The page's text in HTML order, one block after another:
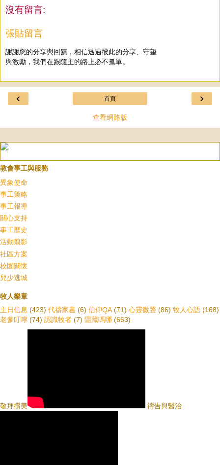
沒有留言:
張貼留言
謝謝您的分享與回饋，相信透過彼此的分享、守望
與激勵，我們在跟隨主的路上必不孤單。
‹ ›
首頁
查看網路版
教會事工與服務
異象使命
事工策略
事工報導
關心支持
事工歷史
活動翦影
社區方案
校園關懷
兒少逃城
牧人樂章
主日信息 (423) 代禱家書 (6) 信仰QA (71) 心靈微聲 (86) 牧人心語 (168)
老爹叮嚀 (74) 認識牧者 (7) 隱藏嗎哪 (663)
敬拜攢美 禱告與醫治